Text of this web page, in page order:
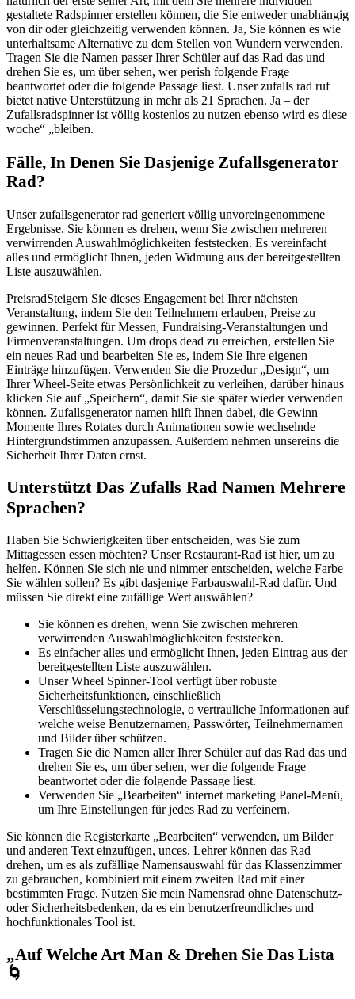
gestaltete Radspinner erstellen können, die Sie entweder unabhängig
von dir oder gleichzeitig verwenden können. Ja, Sie können es wie
unterhaltsame Alternative zu dem Stellen von Wundern verwenden.
Tragen Sie die Namen passer Ihrer Schüler auf das Rad das und
drehen Sie es, um über sehen, wer perish folgende Frage
beantwortet oder die folgende Passage liest. Unser zufalls rad ruf
bietet native Unterstützung in mehr als 21 Sprachen. Ja – der
Zufallsradspinner ist völlig kostenlos zu nutzen ebenso wird es diese
woche“ „bleiben.
Fälle, In Denen Sie Dasjenige Zufallsgenerator
Rad?
Unser zufallsgenerator rad generiert völlig unvoreingenommene
Ergebnisse. Sie können es drehen, wenn Sie zwischen mehreren
verwirrenden Auswahlmöglichkeiten feststecken. Es vereinfacht
alles und ermöglicht Ihnen, jeden Widmung aus der bereitgestellten
Liste auszuwählen.
PreisradSteigern Sie dieses Engagement bei Ihrer nächsten
Veranstaltung, indem Sie den Teilnehmern erlauben, Preise zu
gewinnen. Perfekt für Messen, Fundraising-Veranstaltungen und
Firmenveranstaltungen. Um drops dead zu erreichen, erstellen Sie
ein neues Rad und bearbeiten Sie es, indem Sie Ihre eigenen
Einträge hinzufügen. Verwenden Sie die Prozedur „Design“, um
Ihrer Wheel-Seite etwas Persönlichkeit zu verleihen, darüber hinaus
klicken Sie auf „Speichern“, damit Sie sie später wieder verwenden
können. Zufallsgenerator namen hilft Ihnen dabei, die Gewinn
Momente Ihres Rotates durch Animationen sowie wechselnde
Hintergrundstimmen anzupassen. Außerdem nehmen unsereins die
Sicherheit Ihrer Daten ernst.
Unterstützt Das Zufalls Rad Namen Mehrere
Sprachen?
Haben Sie Schwierigkeiten über entscheiden, was Sie zum
Mittagessen essen möchten? Unser Restaurant-Rad ist hier, um zu
helfen. Können Sie sich nie und nimmer entscheiden, welche Farbe
Sie wählen sollen? Es gibt dasjenige Farbauswahl-Rad dafür. Und
müssen Sie direkt eine zufällige Wert auswählen?
Sie können es drehen, wenn Sie zwischen mehreren
verwirrenden Auswahlmöglichkeiten feststecken.
Es einfacher alles und ermöglicht Ihnen, jeden Eintrag aus der
bereitgestellten Liste auszuwählen.
Unser Wheel Spinner-Tool verfügt über robuste
Sicherheitsfunktionen, einschließlich
Verschlüsselungstechnologie, o vertrauliche Informationen auf
welche weise Benutzernamen, Passwörter, Teilnehmernamen
und Bilder über schützen.
Tragen Sie die Namen aller Ihrer Schüler auf das Rad das und
drehen Sie es, um über sehen, wer die folgende Frage
beantwortet oder die folgende Passage liest.
Verwenden Sie „Bearbeiten“ internet marketing Panel-Menü,
um Ihre Einstellungen für jedes Rad zu verfeinern.
Sie können die Registerkarte „Bearbeiten“ verwenden, um Bilder
und anderen Text einzufügen, unces. Lehrer können das Rad
drehen, um es als zufällige Namensauswahl für das Klassenzimmer
zu gebrauchen, kombiniert mit einem zweiten Rad mit einer
bestimmten Frage. Nutzen Sie mein Namensrad ohne Datenschutz-
oder Sicherheitsbedenken, da es ein benutzerfreundliches und
hochfunktionales Tool ist.
„Auf Welche Art Man & Drehen Sie Das Lista
🌀